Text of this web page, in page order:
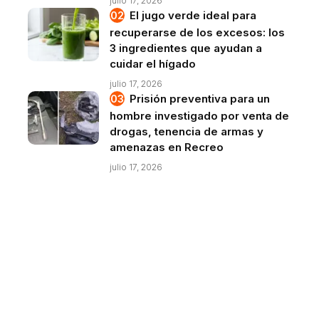
El jugo verde ideal para
recuperarse de los excesos: los
3 ingredientes que ayudan a
cuidar el hígado
julio 17, 2026
Prisión preventiva para un
hombre investigado por venta de
drogas, tenencia de armas y
amenazas en Recreo
julio 17, 2026